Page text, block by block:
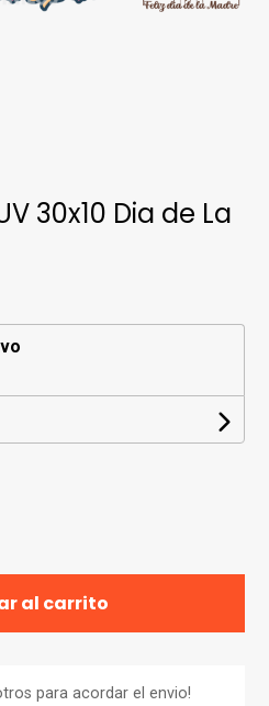
30x10 Dia de La
al carrito
para acordar el envio!